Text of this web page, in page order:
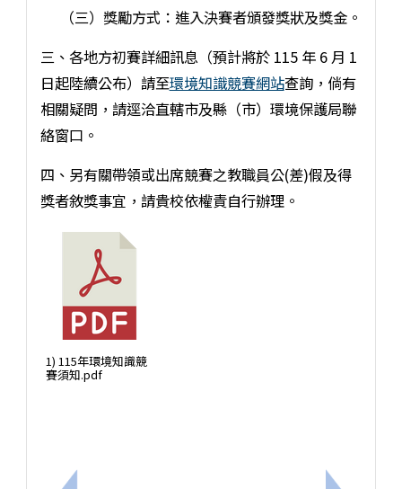
（三）獎勵方式：進入決賽者頒發獎狀及獎金。
三、各地方初賽詳細訊息（預計將於 115 年 6 月 1
日起陸續公布）請至環境知識競賽網站查詢，倘有
相關疑問，請逕洽直轄市及縣（市）環境保護局聯
絡窗口。
四、另有關帶領或出席競賽之教職員公(差)假及得
獎者敘獎事宜，請貴校依權責自行辦理。
1) 115年環境知識競
賽須知.pdf